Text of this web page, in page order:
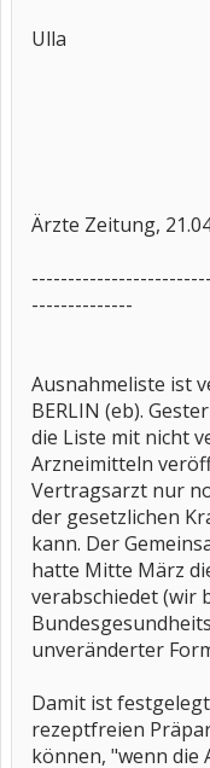
Ulla
Ärzte Zeitung,
--------------
Ausnahmeliste ist
BERLIN (eb).
die Liste mit nicht
Arzneimitteln
Vertragsarzt nur
der gesetzlichen
kann. Der
hatte Mitte März
verabschiedet (wir
unveränderter
Damit ist
rezeptfreien
können, "wenn die